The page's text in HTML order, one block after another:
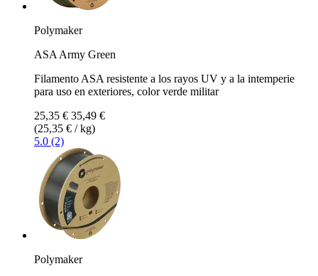
Polymaker
ASA Army Green
Filamento ASA resistente a los rayos UV y a la intemperie
para uso en exteriores, color verde militar
25,35 € 35,49 €
(25,35 € / kg)
5.0 (2)
Polymaker